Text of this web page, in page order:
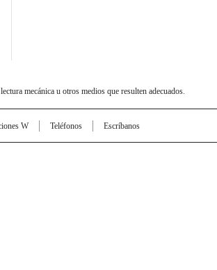
mecánica u otros medios que resulten adecuados.
W Teléfonos Escríbanos